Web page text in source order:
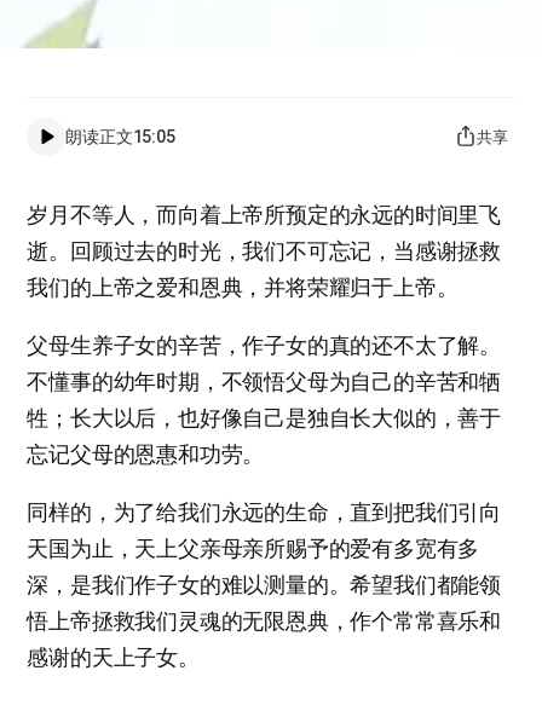
朗读正文15:05 共享
岁月不等人，而向着上帝所预定的永远的时间里飞
逝。回顾过去的时光，我们不可忘记，当感谢拯救
我们的上帝之爱和恩典，并将荣耀归于上帝。
父母生养子女的辛苦，作子女的真的还不太了解。
不懂事的幼年时期，不领悟父母为自己的辛苦和牺
牲；长大以后，也好像自己是独自长大似的，善于
忘记父母的恩惠和功劳。
同样的，为了给我们永远的生命，直到把我们引向
天国为止，天上父亲母亲所赐予的爱有多宽有多
深，是我们作子女的难以测量的。希望我们都能领
悟上帝拯救我们灵魂的无限恩典，作个常常喜乐和
感谢的天上子女。